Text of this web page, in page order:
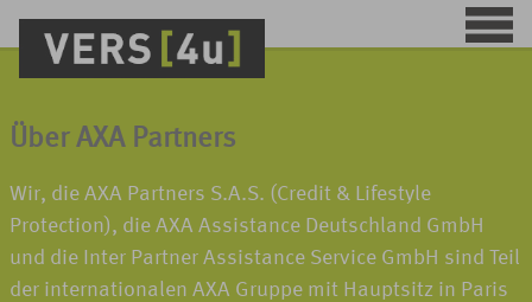
Über AXA Partners
Wir, die AXA Partners S.A.S. (Credit & Lifestyle
Protection), die AXA Assistance Deutschland GmbH
und die Inter Partner Assistance Service GmbH sind Teil
der internationalen AXA Gruppe mit Hauptsitz in Paris